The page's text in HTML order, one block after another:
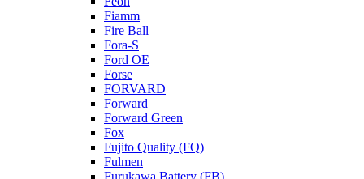
Fiamm
Fire Ball
Fora-S
Ford OE
Forse
FORVARD
Forward
Forward Green
Fox
Fujito Quality (FQ)
Fulmen
Furukawa Battery (FB)